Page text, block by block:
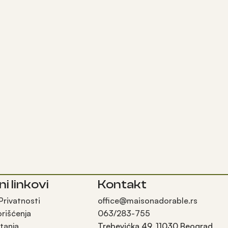
linkovi Kontakt
office@maisonadorable.rs
063/283-755
Trebevićka 49, 11030 Beograd